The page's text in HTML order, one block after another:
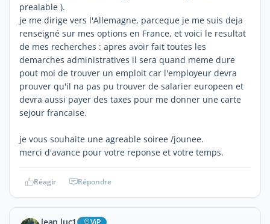
prealable ).
je me dirige vers l'Allemagne, parceque je me suis deja
renseigné sur mes options en France, et voici le resultat
de mes recherches : apres avoir fait toutes les
demarches administratives il sera quand meme dure
pout moi de trouver un emploit car l'employeur devra
prouver qu'il na pas pu trouver de salarier europeen et
devra aussi payer des taxes pour me donner une carte
sejour francaise.
je vous souhaite une agreable soiree /jounee.
merci d'avance pour votre reponse et votre temps.
Réagir Répondre
ViP